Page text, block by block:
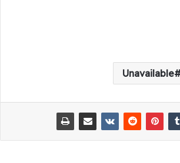
Unavailable